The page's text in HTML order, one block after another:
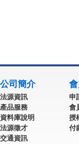
公司簡介
法源資訊
產品服務
資料庫說明
法源徵才
交通資訊
申
會
授
付